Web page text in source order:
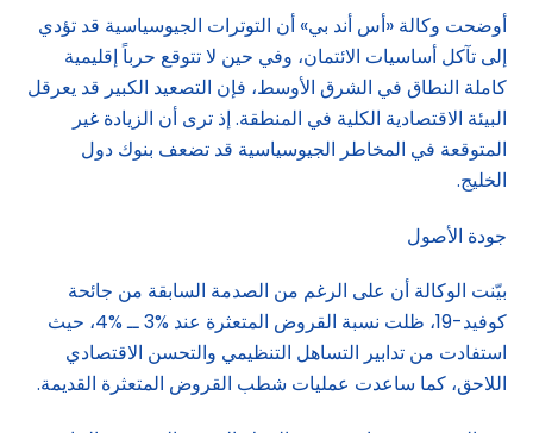
أوضحت وكالة «أس أند بي» أن التوترات الجيوسياسية قد تؤدي
إلى تآكل أساسيات الائتمان، وفي حين لا تتوقع حرباً إقليمية
كاملة النطاق في الشرق الأوسط، فإن التصعيد الكبير قد يعرقل
البيئة الاقتصادية الكلية في المنطقة. إذ ترى أن الزيادة غير
المتوقعة في المخاطر الجيوسياسية قد تضعف بنوك دول
الخليج.
جودة الأصول
بيّنت الوكالة أن على الرغم من الصدمة السابقة من جائحة
كوفيد-19، ظلت نسبة القروض المتعثرة عند %3 ــ %4، حيث
استفادت من تدابير التساهل التنظيمي والتحسن الاقتصادي
اللاحق، كما ساعدت عمليات شطب القروض المتعثرة القديمة.